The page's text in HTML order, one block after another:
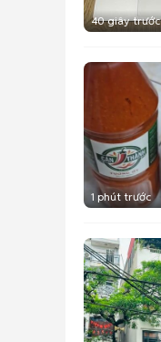
40 giây trước
1 phút trước